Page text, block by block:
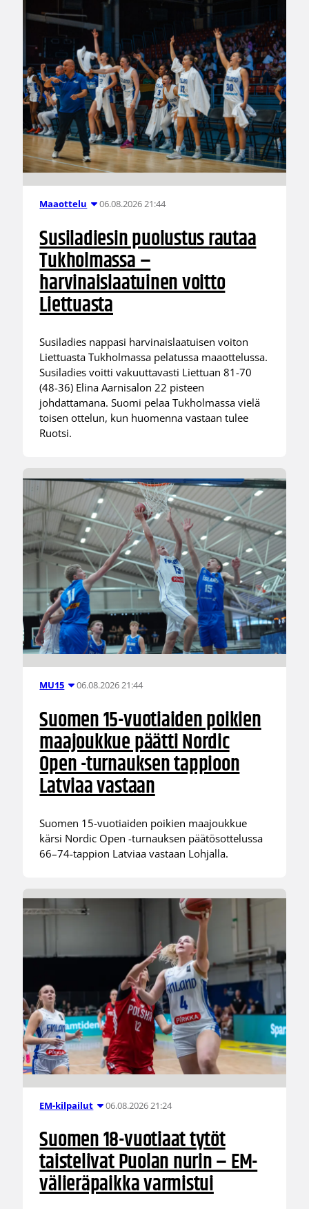
Maaottelu 06.08.2026 21:44
Susiladiesin puolustus rautaa
Tukholmassa –
harvinaislaatuinen voitto
Liettuasta
Susiladies nappasi harvinaislaatuisen voiton
Liettuasta Tukholmassa pelatussa maaottelussa.
Susiladies voitti vakuuttavasti Liettuan 81-70
(48-36) Elina Aarnisalon 22 pisteen
johdattamana. Suomi pelaa Tukholmassa vielä
toisen ottelun, kun huomenna vastaan tulee
Ruotsi.
MU15 06.08.2026 21:44
Suomen 15-vuotiaiden poikien
maajoukkue päätti Nordic
Open -turnauksen tappioon
Latviaa vastaan
Suomen 15-vuotiaiden poikien maajoukkue
kärsi Nordic Open -turnauksen päätösottelussa
66–74-tappion Latviaa vastaan Lohjalla.
EM-kilpailut 06.08.2026 21:24
Suomen 18-vuotiaat tytöt
taistelivat Puolan nurin – EM-
välieräpaikka varmistui